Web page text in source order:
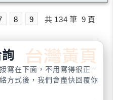
8 9 共 134 筆 9 頁
寫在下面，不用寫得很正
方式後，我們會盡快回覆你